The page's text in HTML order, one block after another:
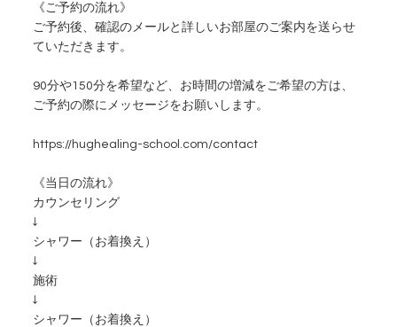
《ご予約の流れ》
ご予約後、確認のメールと詳しいお部屋のご案内を送らせ
ていただきます。
90分や150分を希望など、お時間の増減をご希望の方は、
ご予約の際にメッセージをお願いします。
https://hughealing-school.com/contact
《当日の流れ》
カウンセリング
↓
シャワー（お着換え）
↓
施術
↓
シャワー（お着換え）